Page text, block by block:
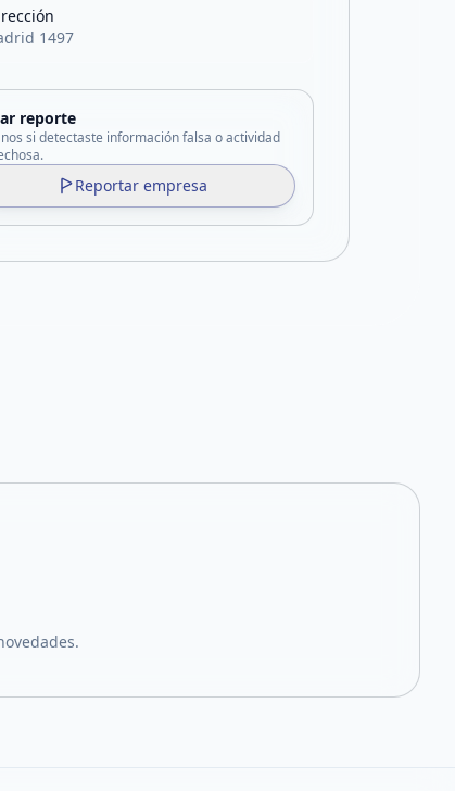
1497
reporte
si detectaste información falsa o actividad
Reportar empresa